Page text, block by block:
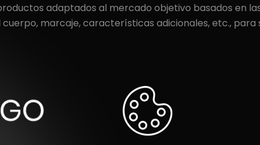
adaptados al mercado objetivo basados en
marcaje, características adicionales, etc.,